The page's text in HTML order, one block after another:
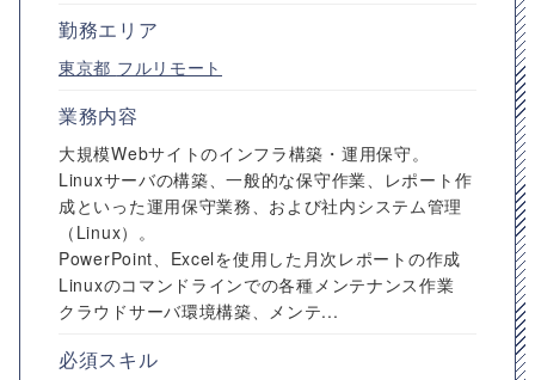
勤務エリア
東京都 フルリモート
業務内容
大規模Webサイトのインフラ構築・運用保守。
Linuxサーバの構築、一般的な保守作業、レポート作
成といった運用保守業務、および社内システム管理
（Linux）。
PowerPoint、Excelを使用した月次レポートの作成
Linuxのコマンドラインでの各種メンテナンス作業
クラウドサーバ環境構築、メンテ...
必須スキル